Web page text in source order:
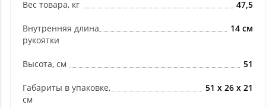
Вес товара, кг 47,5
Внутренняя длина
рукоятки
14 см
Высота, см 51
Габариты в упаковке,
см
51 х 26 х 21